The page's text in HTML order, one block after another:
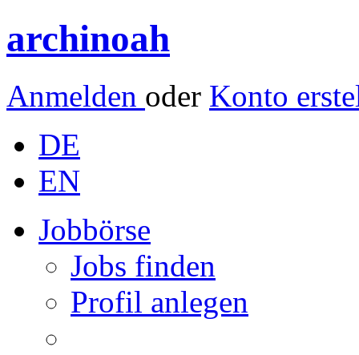
archinoah
Anmelden oder Konto
DE
EN
Jobbörse
Jobs finden
Profil anlegen